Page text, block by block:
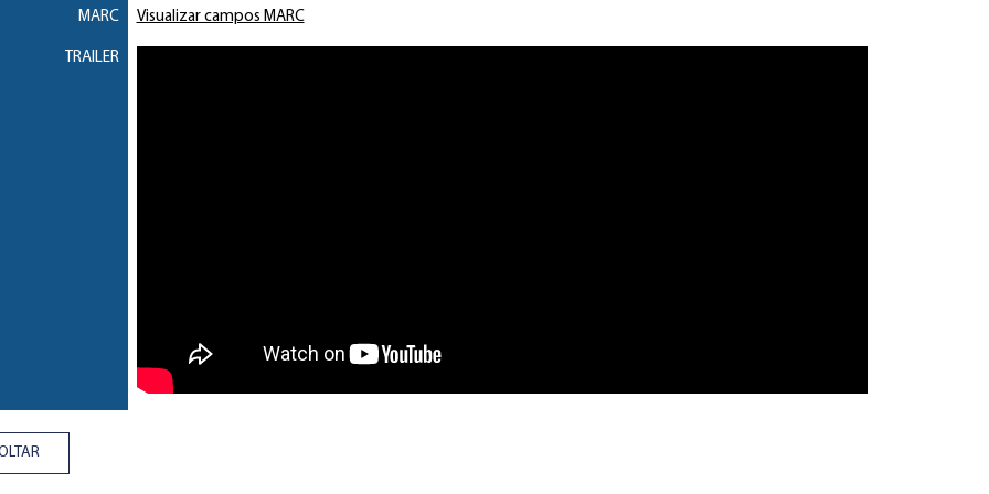
MARC Visualizar campos MARC
TRAILER